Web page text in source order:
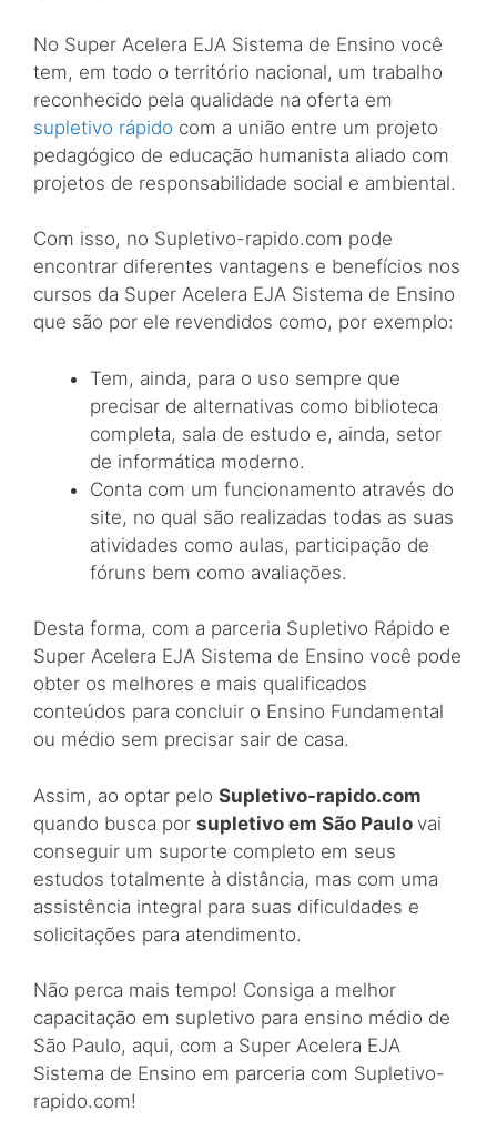
No Super Acelera EJA Sistema de Ensino você
tem, em todo o território nacional, um trabalho
reconhecido pela qualidade na oferta em
supletivo rápido com a união entre um projeto
pedagógico de educação humanista aliado com
projetos de responsabilidade social e ambiental.
Com isso, no Supletivo-rapido.com pode
encontrar diferentes vantagens e benefícios nos
cursos da Super Acelera EJA Sistema de Ensino
que são por ele revendidos como, por exemplo:
Tem, ainda, para o uso sempre que
precisar de alternativas como biblioteca
completa, sala de estudo e, ainda, setor
de informática moderno.
Conta com um funcionamento através do
site, no qual são realizadas todas as suas
atividades como aulas, participação de
fóruns bem como avaliações.
Desta forma, com a parceria Supletivo Rápido e
Super Acelera EJA Sistema de Ensino você pode
obter os melhores e mais qualificados
conteúdos para concluir o Ensino Fundamental
ou médio sem precisar sair de casa.
Assim, ao optar pelo Supletivo-rapido.com
quando busca por supletivo em São Paulo vai
conseguir um suporte completo em seus
estudos totalmente à distância, mas com uma
assistência integral para suas dificuldades e
solicitações para atendimento.
Não perca mais tempo! Consiga a melhor
capacitação em supletivo para ensino médio de
São Paulo, aqui, com a Super Acelera EJA
Sistema de Ensino em parceria com Supletivo-
rapido.com!